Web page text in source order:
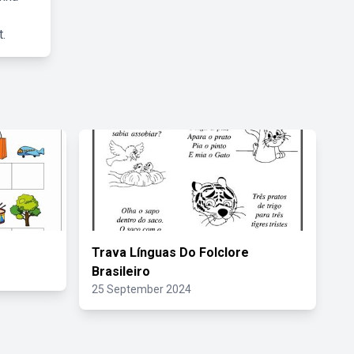
Trava Línguas Do Folclore
Brasileiro
25 September 2024